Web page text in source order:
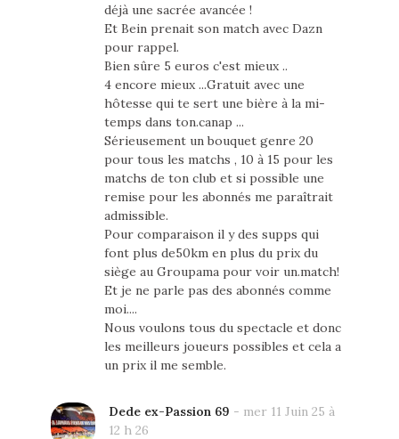
déjà une sacrée avancée !
Et Bein prenait son match avec Dazn
pour rappel.
Bien sûre 5 euros c'est mieux ..
4 encore mieux ...Gratuit avec une
hôtesse qui te sert une bière à la mi-
temps dans ton.canap ...
Sérieusement un bouquet genre 20
pour tous les matchs , 10 à 15 pour les
matchs de ton club et si possible une
remise pour les abonnés me paraîtrait
admissible.
Pour comparaison il y des supps qui
font plus de50km en plus du prix du
siège au Groupama pour voir un.match!
Et je ne parle pas des abonnés comme
moi....
Nous voulons tous du spectacle et donc
les meilleurs joueurs possibles et cela a
un prix il me semble.
Dede ex-Passion 69 - mer 11 Juin 25 à
12 h 26